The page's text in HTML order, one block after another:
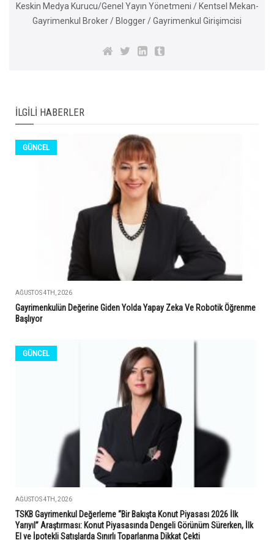
Keskin Medya Kurucu/Genel Yayın Yönetmeni / Kentsel Mekan-
Gayrimenkul Broker / Blogger / Gayrimenkul Girişimcisi
İLGILI HABERLER
GÜNCEL
AĞUSTOS 4TH, 2026
Gayrimenkulün Değerine Giden Yolda Yapay Zeka Ve Robotik Öğrenme
Başlıyor
GÜNCEL
AĞUSTOS 4TH, 2026
TSKB Gayrimenkul Değerleme “Bir Bakışta Konut Piyasası 2026 İlk
Yarıyıl” Araştırması: Konut Piyasasında Dengeli Görünüm Sürerken, İlk
El ve İpotekli Satışlarda Sınırlı Toparlanma Dikkat Çekti